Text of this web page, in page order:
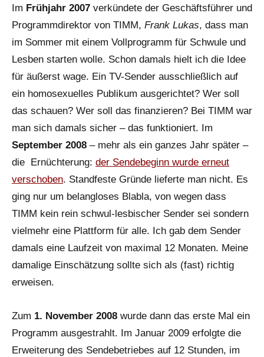
Im Frühjahr 2007 verkündete der Geschäftsführer und
Programmdirektor von TIMM, Frank Lukas, dass man
im Sommer mit einem Vollprogramm für Schwule und
Lesben starten wolle. Schon damals hielt ich die Idee
für äußerst wage. Ein TV-Sender ausschließlich auf
ein homosexuelles Publikum ausgerichtet? Wer soll
das schauen? Wer soll das finanzieren? Bei TIMM war
man sich damals sicher – das funktioniert. Im
September 2008 – mehr als ein ganzes Jahr später –
die Ernüchterung: der Sendebeginn wurde erneut
verschoben. Standfeste Gründe lieferte man nicht. Es
ging nur um belangloses Blabla, von wegen dass
TIMM kein rein schwul-lesbischer Sender sei sondern
vielmehr eine Plattform für alle. Ich gab dem Sender
damals eine Laufzeit von maximal 12 Monaten. Meine
damalige Einschätzung sollte sich als (fast) richtig
erweisen.
Zum 1. November 2008 wurde dann das erste Mal ein
Programm ausgestrahlt. Im Januar 2009 erfolgte die
Erweiterung des Sendebetriebes auf 12 Stunden, im